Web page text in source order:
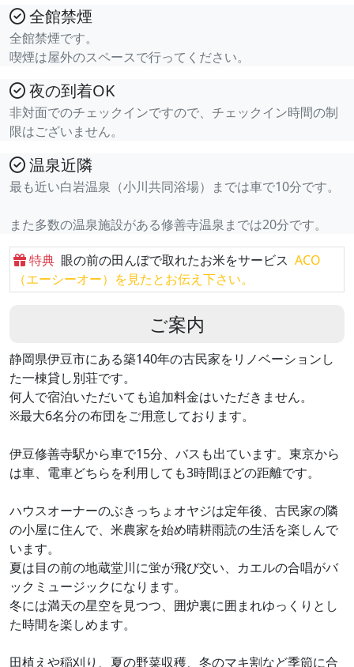
全館禁煙
全館禁煙です。
喫煙は屋外のスペースで行ってください。
夜の到着OK
非対面でのチェックインですので、チェックイン時間の制
限はございません。
温泉近隣
最も近い白岩温泉（小川共同浴場）までは車で10分です。
また多数の温泉施設がある修善寺温泉までは20分です。
特典 眼の前の田んぼで取れたお米をサービス ACO
（エーシーオー）を見たとお伝え下さい。
ご案内
静岡県伊豆市にある築140年の古民家をリノベーションし
た一棟貸し別荘です。
何人で宿泊いただいても追加料金はいただきません。
※最大6名分の布団をご用意しております。
伊豆修善寺駅から車で15分、バスも出ています。東京から
は車、電車どちらを利用しても3時間ほどの距離です。
ハウスオーナーのぶきっちょオヤジは定年後、古民家の隣
の小屋に住んで、米農家を始め晴耕雨読の生活を楽しんで
います。
夏は目の前の地蔵堂川に蛍が飛び交い、カエルの合唱がバ
ックミュージックになります。
冬には満天の星空を見つつ、囲炉裏に囲まれゆっくりとし
た時間を楽しめます。
田植えや稲刈り、夏の野菜収穫、冬のマキ割など季節に合